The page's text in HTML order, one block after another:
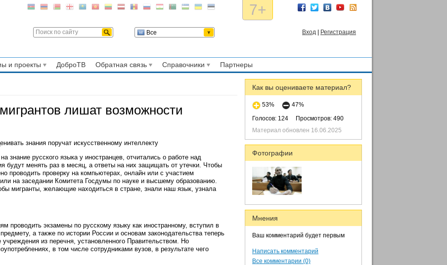
7+
Все Вход Регистрация
и проекты ДоброТВ Обратная связь Справочники Партнеры
Как вы оцениваете материал?
53%
47%
Голосов: 124
Просмотров: 490
Материал обновлен 16.06.2025
Фотографии
Мнения
Ваш комментарий будет первым
Написать комментарий
Все комментарии (0)
лишат возможности
знания поручат искусственному интеллекту
русского языка у иностранцев, отчитались о работе над
будут менять раз в месяц, а ответы на них защищать от утечки. Чтобы
проводить проверку на компьютерах, онлайн или с участием
на заседании Комитета Госдумы по науке и высшему образованию.
мигранты, желающие находиться в стране, знали наш язык, узнала
проводить экзамены по русскому языку как иностранному, вступил в
а также по истории России и основам законодательства теперь
из перечня, установленного Правительством. Но
в том числе сотрудниками вузов, в результате чего